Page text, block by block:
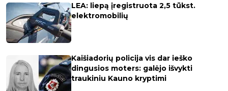
LEA: liepą įregistruota 2,5 tūkst.
elektromobilių
Kaišiadorių policija vis dar ieško
dingusios moters: galėjo išvykti
traukiniu Kauno kryptimi